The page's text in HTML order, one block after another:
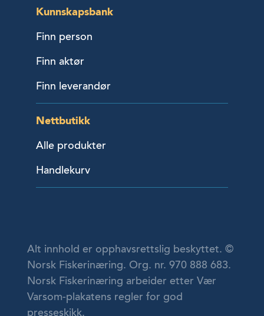
Kunnskapsbank
Finn person
Finn aktør
Finn leverandør
Nettbutikk
Alle produkter
Handlekurv
Alt innhold er opphavsrettslig beskyttet. ©
Norsk Fiskerinæring. Org. nr. 970 888 683.
Norsk Fiskerinæring arbeider etter Vær
Varsom-plakatens regler for god
presseskikk.